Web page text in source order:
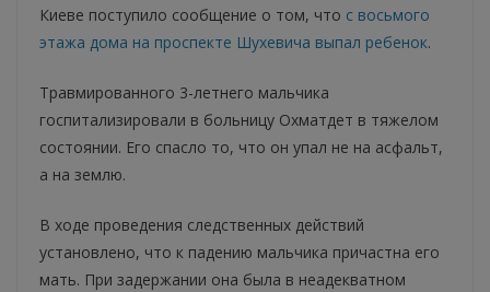
Киеве поступило сообщение о том, что с восьмого
этажа дома на проспекте Шухевича выпал ребенок.
Травмированного 3-летнего мальчика
госпитализировали в больницу Охматдет в тяжелом
состоянии. Его спасло то, что он упал не на асфальт,
а на землю.
В ходе проведения следственных действий
установлено, что к падению мальчика причастна его
мать. При задержании она была в неадекватном